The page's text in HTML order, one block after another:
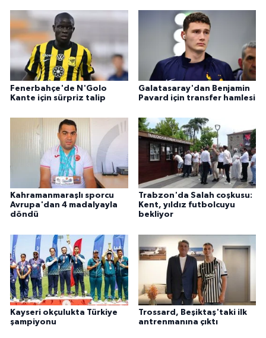
Fenerbahçe'de N'Golo
Kante için sürpriz talip
Galatasaray'dan Benjamin
Pavard için transfer hamlesi
Kahramanmaraşlı sporcu
Avrupa'dan 4 madalyayla
döndü
Trabzon'da Salah coşkusu:
Kent, yıldız futbolcuyu
bekliyor
Kayseri okçulukta Türkiye
şampiyonu
Trossard, Beşiktaş'taki ilk
antrenmanına çıktı